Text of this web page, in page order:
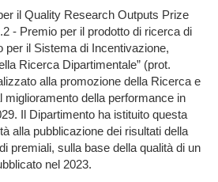
il Quality Research Outputs Prize
- Premio per il prodotto di ricerca di
per il Sistema di Incentivazione,
Ricerca Dipartimentale” (prot.
alla promozione della Ricerca e
miglioramento della performance in
Il Dipartimento ha istituito questa
alla pubblicazione dei risultati della
premiali, sulla base della qualità di un
nel 2023.